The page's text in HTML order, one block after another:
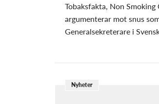
Tobaksfakta, Non
argumenterar mot snus
Generalsekreterare i
Nyheter